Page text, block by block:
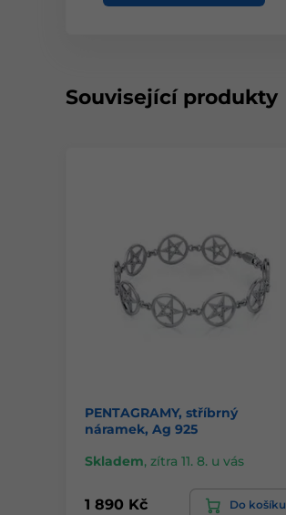
Související produkty
PENTAGRAMY, stříbrný
náramek, Ag 925
Skladem, zítra 11. 8. u vás
1 890 Kč Do košíku